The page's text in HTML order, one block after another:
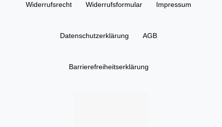
Widerrufs­recht Widerrufs­formular Impressum
Daten­schutz­erklärung AGB
Barrierefreiheitserklärung